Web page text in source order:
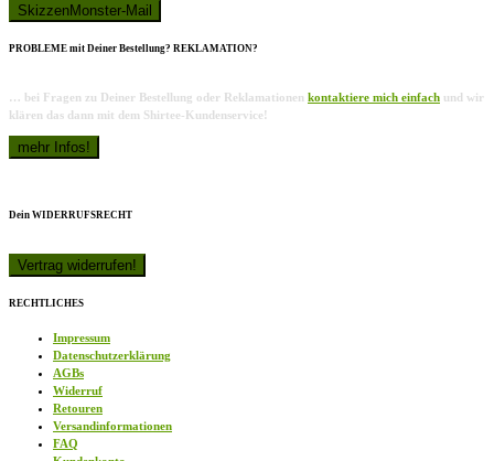
PROBLEME mit Deiner Bestellung? REKLAMATION?
… bei Fragen zu Deiner Bestellung oder Reklamationen kontaktiere mich einfach und wir
klären das dann mit dem Shirtee-Kundenservice!
Dein WIDERRUFSRECHT
RECHTLICHES
Impressum
Datenschutzerklärung
AGBs
Widerruf
Retouren
Versandinformationen
FAQ